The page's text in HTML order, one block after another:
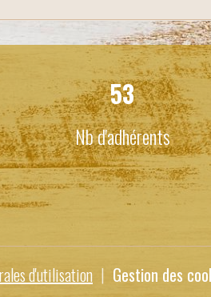
53
Nb d'adhérents
d'utilisation Gestion des